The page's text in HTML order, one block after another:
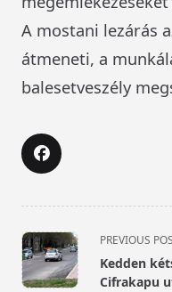
A mostani lezárás
átmeneti, a
balesetveszély
<span
class="nav-
subtitle
PREVIOUS
Kedden
Cifrakapu